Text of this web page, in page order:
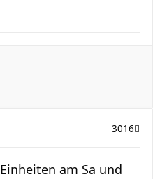
3016
am Sa und